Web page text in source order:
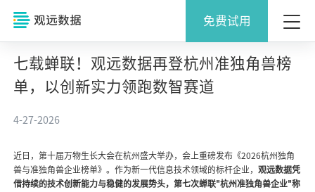
免费试用
七载蝉联！观远数据再登杭州准独角兽榜
单，以创新实力领跑数智赛道
4-27-2026
近日，第十届万物生长大会在杭州盛大举办，会上重磅发布《2026杭州独角
兽与准独角兽企业榜单》。作为新一代信息技术领域的标杆企业，观远数据凭
借持续的技术创新能力与稳健的发展势头，第七次蝉联"杭州准独角兽企业"称